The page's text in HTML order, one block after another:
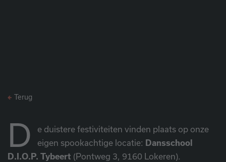
Terug
D
e duistere festiviteiten vinden plaats op onze
eigen spookachtige locatie: Dansschool
D.I.O.P. Tybeert (Pontweg 3, 9160 Lokeren).